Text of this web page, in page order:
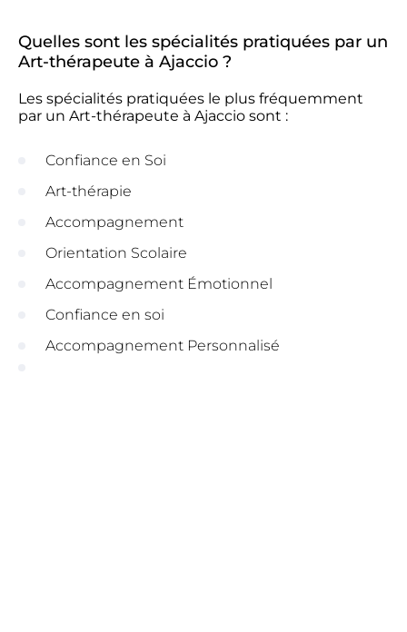
Quelles sont les spécialités pratiquées par un
Art-thérapeute à Ajaccio ?
Les spécialités pratiquées le plus fréquemment
par un Art-thérapeute à Ajaccio sont :
Confiance en Soi
Art-thérapie
Accompagnement
Orientation Scolaire
Accompagnement Émotionnel
Confiance en soi
Accompagnement Personnalisé